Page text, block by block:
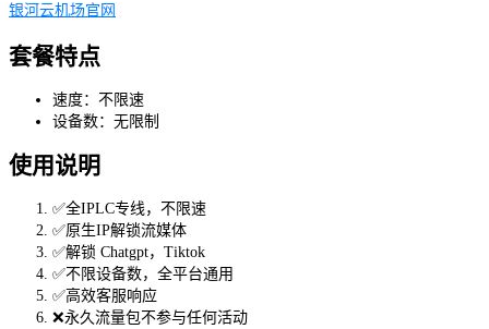
银河云机场官网
套餐特点
速度：不限速
设备数：无限制
使用说明
✅全IPLC专线，不限速
✅原生IP解锁流媒体
✅解锁 Chatgpt，Tiktok
✅不限设备数，全平台通用
✅高效客服响应
❌永久流量包不参与任何活动